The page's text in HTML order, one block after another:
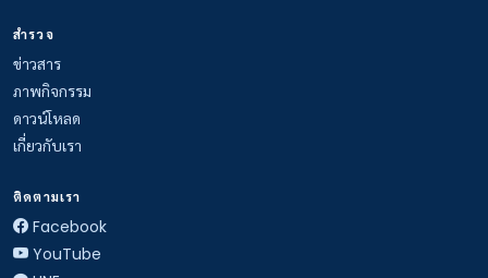
สำรวจ
ข่าวสาร
ภาพกิจกรรม
ดาวน์โหลด
เกี่ยวกับเรา
ติดตามเรา
Facebook
YouTube